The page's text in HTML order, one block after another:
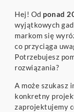
Hej! Od ponad
wyjątkowych
markom się
co przyciąga
Potrzebujesz
rozwiązania?
A może szukasz
konkretny
zaprojektujemy